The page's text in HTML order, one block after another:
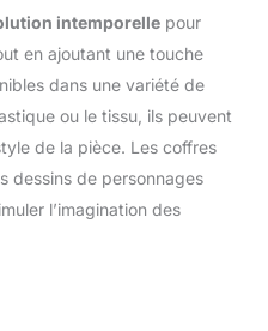
intemporelle pour
en ajoutant une touche
dans une variété de
ou le tissu, ils peuvent
de la pièce. Les coffres
dessins de personnages
l’imagination des